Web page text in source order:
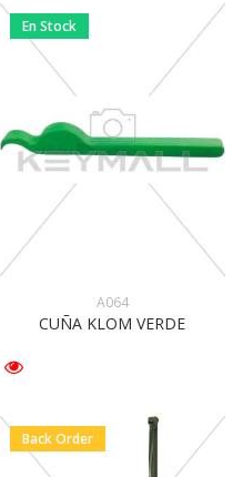
En Stock
A064
CUÑA KLOM VERDE
Back Order